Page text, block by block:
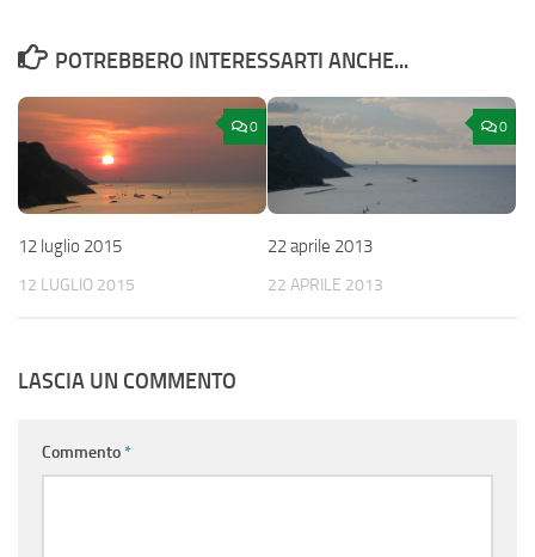
POTREBBERO INTERESSARTI ANCHE...
0
12 luglio 2015
12 LUGLIO 2015
0
22 aprile 2013
22 APRILE 2013
LASCIA UN COMMENTO
Commento*